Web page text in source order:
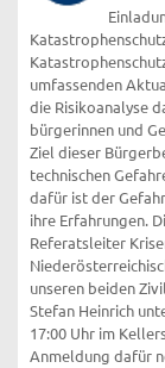
Katastrophenschutzplanes
umfassenden
die Risikoanalyse
bürgerinnen und
Ziel dieser
technischen
dafür ist der
ihre Erfahrungen. Diese Veranstaltung wird von Markus Weber,
Referatsleiter
unseren beiden
Stefan Heinrich unterstützt. Wann und wo:
17:00 Uhr im Kellersaal
Anmeldung dafür